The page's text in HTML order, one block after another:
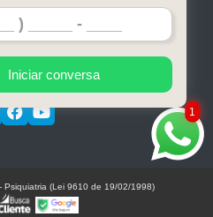
do site
1
Iniciar conversa
Psiquiatria (Lei 9610 de 19/02/1998)